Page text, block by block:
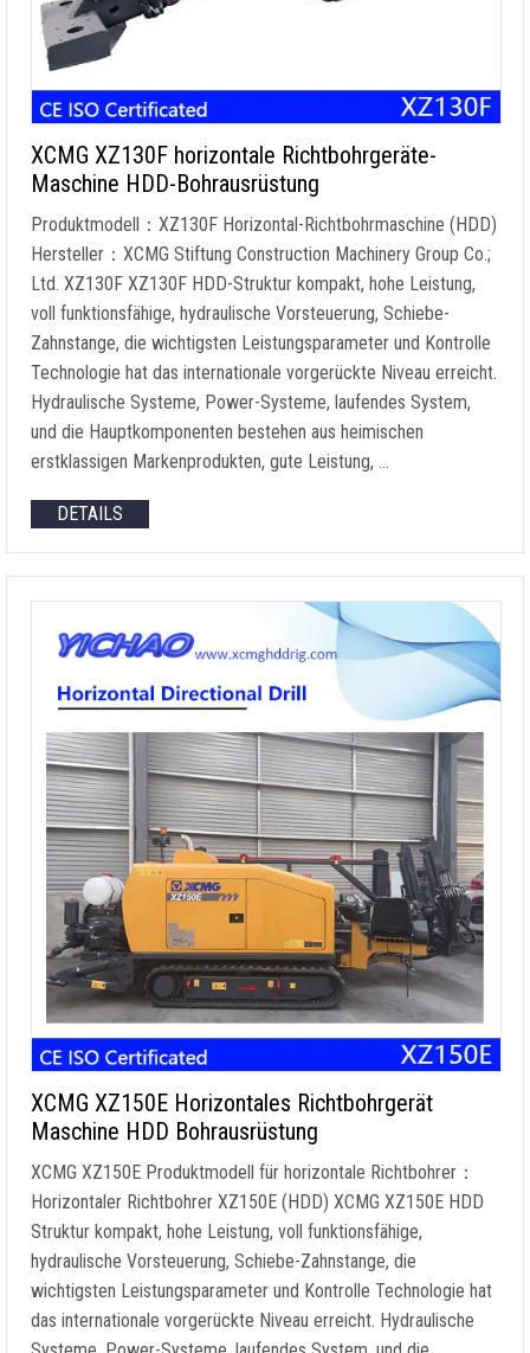
XCMG XZ130F horizontale Richtbohrgeräte-
Maschine HDD-Bohrausrüstung
Produktmodell：XZ130F Horizontal-Richtbohrmaschine (HDD)
Hersteller：XCMG Stiftung Construction Machinery Group Co.;
Ltd. XZ130F XZ130F HDD-Struktur kompakt, hohe Leistung,
voll funktionsfähige, hydraulische Vorsteuerung, Schiebe-
Zahnstange, die wichtigsten Leistungsparameter und Kontrolle
Technologie hat das internationale vorgerückte Niveau erreicht.
Hydraulische Systeme, Power-Systeme, laufendes System,
und die Hauptkomponenten bestehen aus heimischen
erstklassigen Markenprodukten, gute Leistung, …
DETAILS
XCMG XZ150E Horizontales Richtbohrgerät
Maschine HDD Bohrausrüstung
XCMG XZ150E Produktmodell für horizontale Richtbohrer：
Horizontaler Richtbohrer XZ150E (HDD) XCMG XZ150E HDD
Struktur kompakt, hohe Leistung, voll funktionsfähige,
hydraulische Vorsteuerung, Schiebe-Zahnstange, die
wichtigsten Leistungsparameter und Kontrolle Technologie hat
das internationale vorgerückte Niveau erreicht. Hydraulische